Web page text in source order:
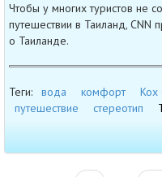
Чтобы у многих туристов не
путешествии в Таиланд, CNN
о Таиланде.
Теги: вода комфорт Кох
путешествие
стереотип